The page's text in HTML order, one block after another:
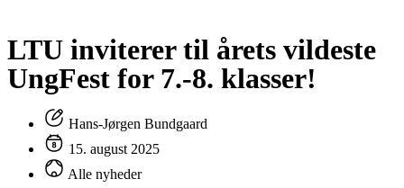
LTU inviterer til årets vildeste
UngFest for 7.-8. klasser!
Hans-Jørgen Bundgaard
15. august 2025
Alle nyheder